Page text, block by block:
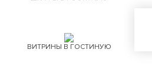
ВИТРИНЫ В ГОСТИНУЮ